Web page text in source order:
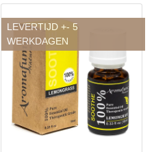
LEVERTIJD +- 5
WERKDAGEN